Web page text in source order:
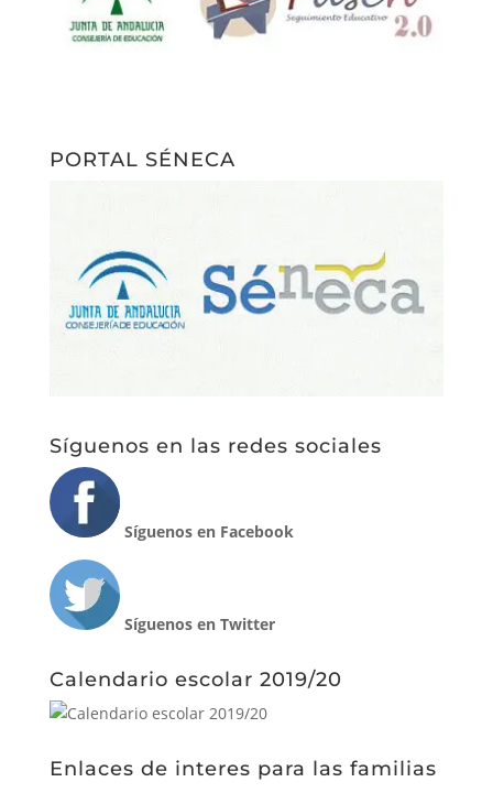
PORTAL SÉNECA
Síguenos en las redes sociales
Síguenos en Facebook
Síguenos en Twitter
Calendario escolar 2019/20
Enlaces de interes para las familias